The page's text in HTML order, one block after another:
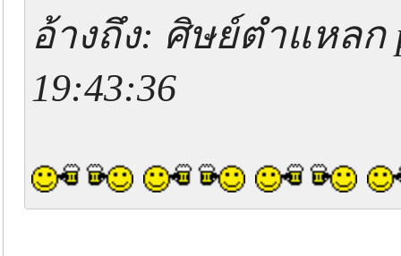
อ้างถึง: ศิษย์ตำแหลก
19:43:36